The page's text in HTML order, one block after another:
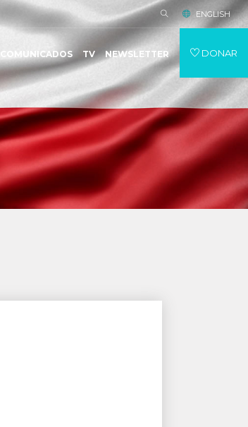
ENGLISH
COMUNICADOS TV NEWSLETTER DONAR